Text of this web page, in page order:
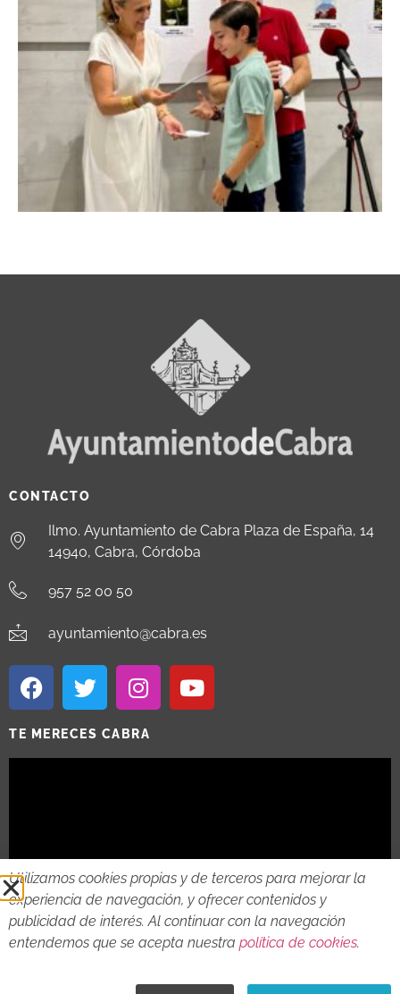
CONTACTO
Ilmo. Ayuntamiento de Cabra Plaza de España, 14
14940, Cabra, Córdoba
957 52 00 50
ayuntamiento@cabra.es
TE MERECES CABRA
2018 - 2026 © AYTO DE CABRA AVISO LEGAL
Utilizamos cookies propias y de terceros para mejorar la
experiencia de navegación, y ofrecer contenidos y
publicidad de interés. Al continuar con la navegación
entendemos que se acepta nuestra política de cookies.